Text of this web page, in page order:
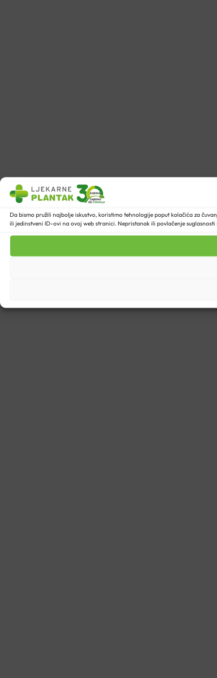
Da bismo pružili najbolje iskustvo, koristimo tehnologije poput kolačića za
ili jedinstveni ID-ovi na ovoj web stranici. Nepristanak ili povlačenje